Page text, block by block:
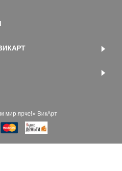
мир ярче!» ВикАрт